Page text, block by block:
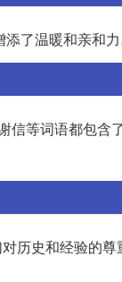
添了温暖和亲和
信等词语都包含
对历史和经验的